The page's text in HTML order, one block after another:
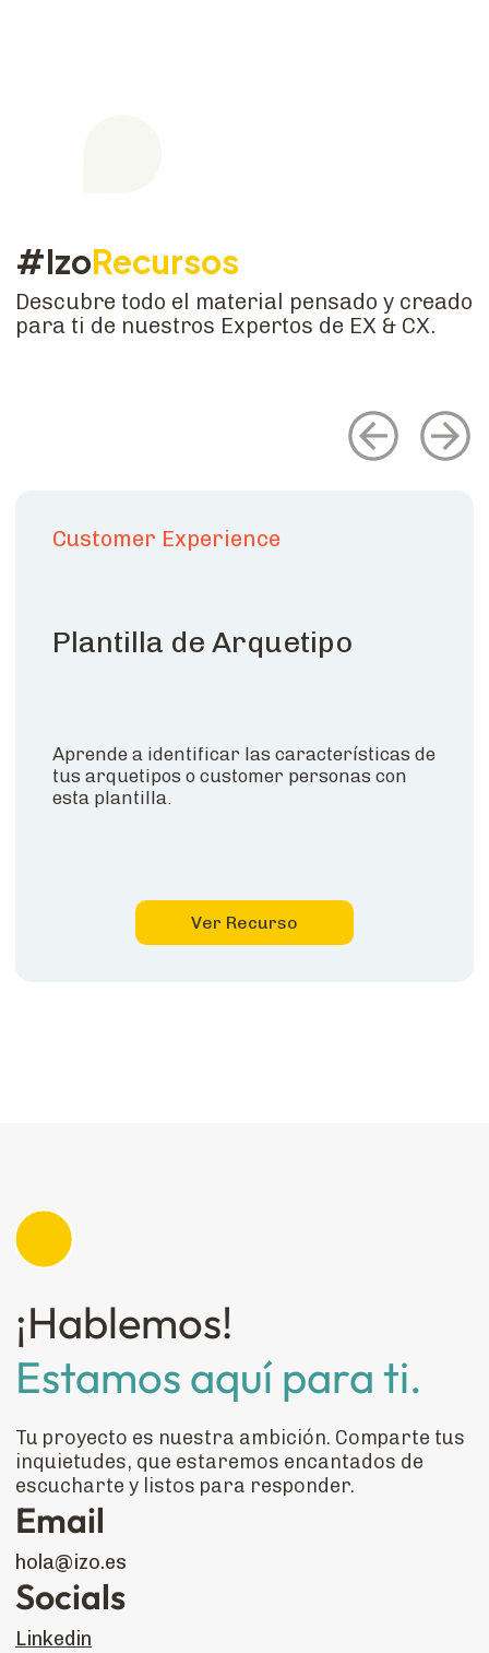
#IzoRecursos
Descubre todo el material pensado y creado
para ti de nuestros Expertos de EX & CX.
Customer Experience
Plantilla de Arquetipo
Aprende a identificar las características de
tus arquetipos o customer personas con
esta plantilla.
Ver Recurso
¡Hablemos!
Estamos aquí para ti.
Tu proyecto es nuestra ambición. Comparte tus
inquietudes, que estaremos encantados de
escucharte y listos para responder.
Email
hola@izo.es
Socials
Linkedin